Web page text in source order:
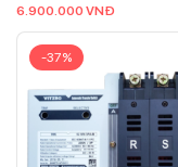
6.900.000 VNĐ
-37%